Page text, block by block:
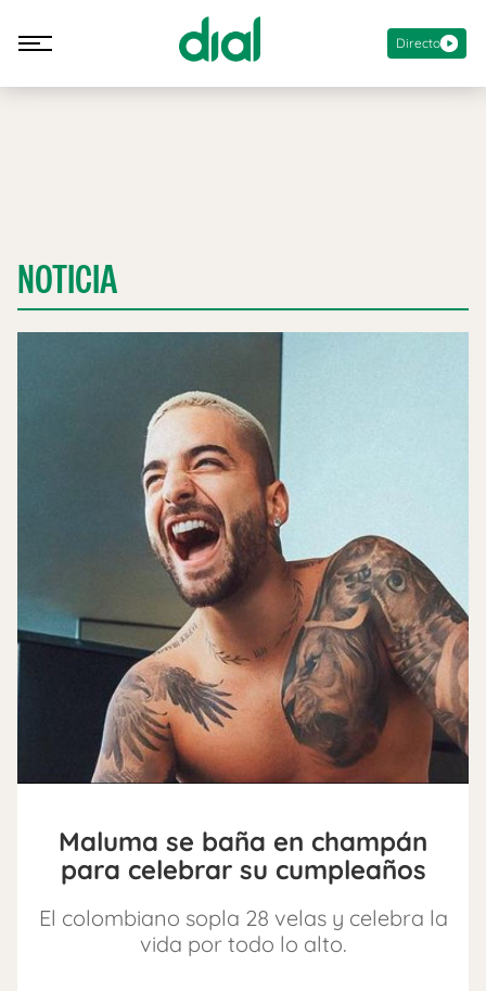
Directo
NOTICIA
Maluma se baña en champán
para celebrar su cumpleaños
El colombiano sopla 28 velas y celebra la
vida por todo lo alto.